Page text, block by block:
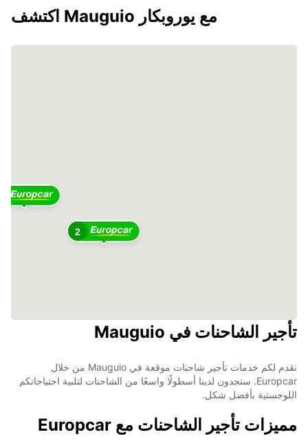
اكتشف Mauguio مع يوروبكار
2
تأجير الشاحنات في Mauguio
نقدم لكم خدمات تأجير شاحنات موقعة في Mauguio من خلال
Europcar. ستجدون لدينا أسطولًا واسعًا من الشاحنات لتلبية احتياجاتكم
اللوجستية بأفضل شكل.
مميزات تأجير الشاحنات مع Europcar